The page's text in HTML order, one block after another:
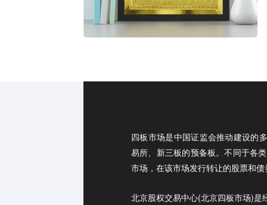
四板市场是中国证监会推动建设的
易所、新三板的预备板。不同于各
市场，在该市场发行转让的股票和
北京股权交易中心(北京四板市场)